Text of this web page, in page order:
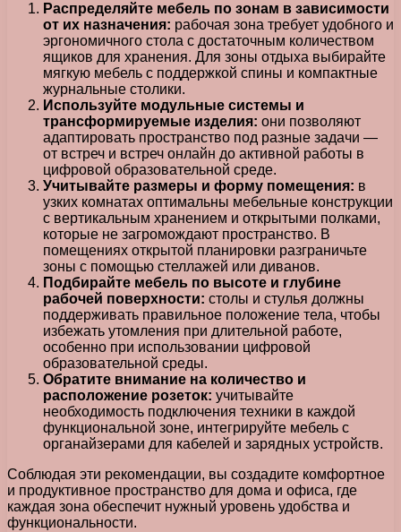
Распределяйте мебель по зонам в зависимости
от их назначения: рабочая зона требует удобного и
эргономичного стола с достаточным количеством
ящиков для хранения. Для зоны отдыха выбирайте
мягкую мебель с поддержкой спины и компактные
журнальные столики.
Используйте модульные системы и
трансформируемые изделия: они позволяют
адаптировать пространство под разные задачи —
от встреч и встреч онлайн до активной работы в
цифровой образовательной среде.
Учитывайте размеры и форму помещения: в
узких комнатах оптимальны мебельные конструкции
с вертикальным хранением и открытыми полками,
которые не загромождают пространство. В
помещениях открытой планировки разграничьте
зоны с помощью стеллажей или диванов.
Подбирайте мебель по высоте и глубине
рабочей поверхности: столы и стулья должны
поддерживать правильное положение тела, чтобы
избежать утомления при длительной работе,
особенно при использовании цифровой
образовательной среды.
Обратите внимание на количество и
расположение розеток: учитывайте
необходимость подключения техники в каждой
функциональной зоне, интегрируйте мебель с
органайзерами для кабелей и зарядных устройств.
Соблюдая эти рекомендации, вы создадите комфортное
и продуктивное пространство для дома и офиса, где
каждая зона обеспечит нужный уровень удобства и
функциональности.